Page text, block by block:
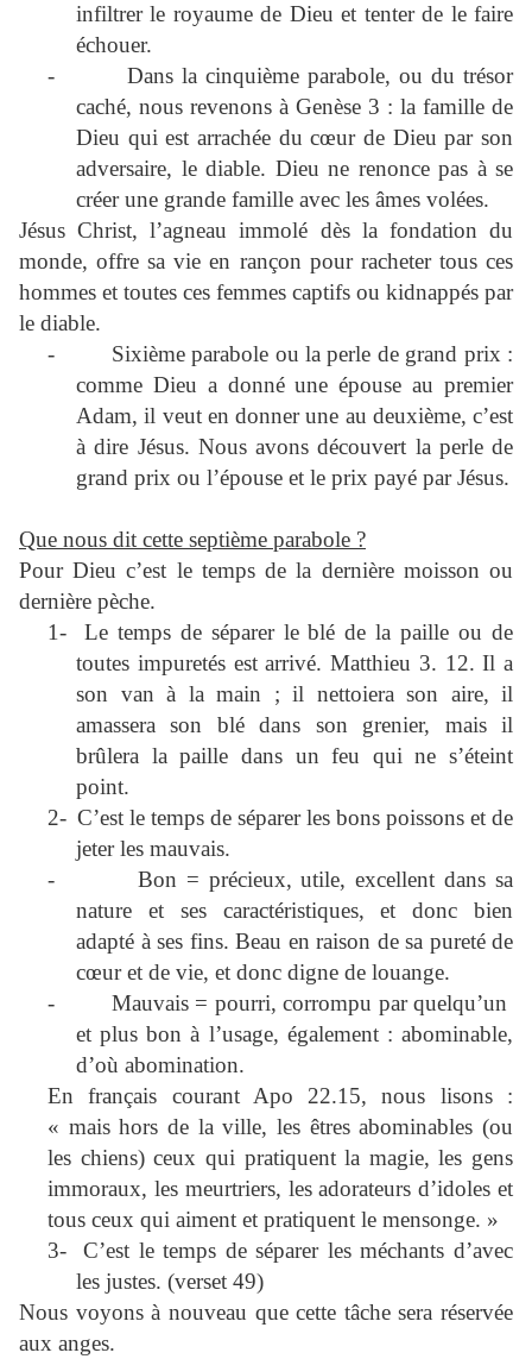
infiltrer le royaume de Dieu et tenter de le faire
échouer.
-
Dans la cinquième parabole, ou du trésor
caché, nous revenons à Genèse 3 : la famille de
Dieu qui est arrachée du cœur de Dieu par son
adversaire, le diable. Dieu ne renonce pas à se
créer une grande famille avec les âmes volées.
Jésus Christ, l’agneau immolé dès la fondation du
monde, offre sa vie en rançon pour racheter tous ces
hommes et toutes ces femmes captifs ou kidnappés par
le diable.
-
Sixième parabole ou la perle de grand prix :
comme Dieu a donné une épouse au premier
Adam, il veut en donner une au deuxième, c’est
à dire Jésus. Nous avons découvert la perle de
grand prix ou l’épouse et le prix payé par Jésus.
Que nous dit cette septième parabole ?
Pour Dieu c’est le temps de la dernière moisson ou
dernière pèche.
1-
Le temps de séparer le blé de la paille ou de
toutes impuretés est arrivé. Matthieu 3. 12. Il a
son van à la main ; il nettoiera son aire, il
amassera son blé dans son grenier, mais il
brûlera la paille dans un feu qui ne s’éteint
point.
2- C’est le temps de séparer les bons poissons et de
jeter les mauvais.
-
Bon = précieux, utile, excellent dans sa
nature et ses caractéristiques, et donc bien
adapté à ses fins. Beau en raison de sa pureté de
cœur et de vie, et donc digne de louange.
-
Mauvais = pourri, corrompu par quelqu’un
et plus bon à l’usage, également : abominable,
d’où abomination.
En français courant Apo 22.15, nous lisons :
« mais hors de la ville, les êtres abominables (ou
les chiens) ceux qui pratiquent la magie, les gens
immoraux, les meurtriers, les adorateurs d’idoles et
tous ceux qui aiment et pratiquent le mensonge. »
3-
C’est le temps de séparer les méchants d’avec
les justes. (verset 49)
Nous voyons à nouveau que cette tâche sera réservée
aux anges.